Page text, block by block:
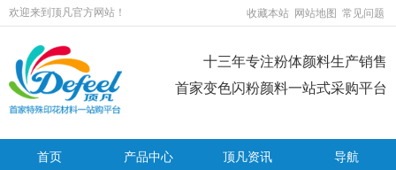
欢迎来到顶凡官方网站！ 收藏本站 网站地图 常见问题
十三年专注粉体颜料生产销售
首家变色闪粉颜料一站式采购平台
首页 产品中心 顶凡资讯 导航